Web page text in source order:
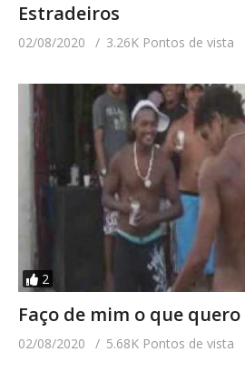
Estradeiros
02/08/2020 3.26K Pontos de vista
2
Faço de mim o que quero
02/08/2020 5.68K Pontos de vista